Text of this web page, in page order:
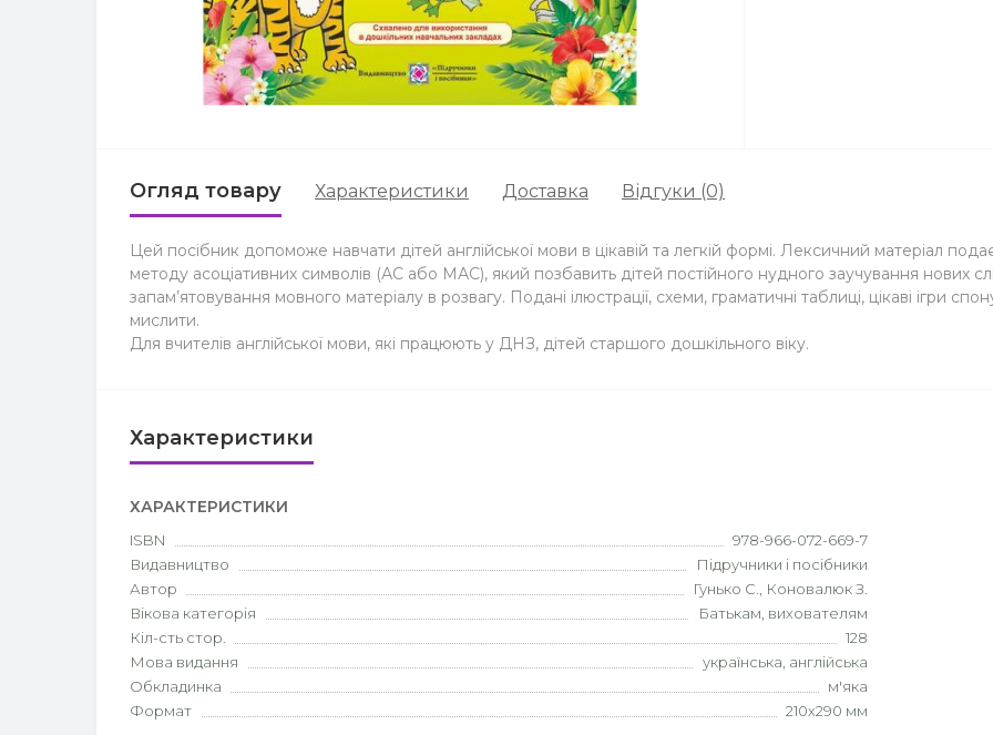
Огляд товару Характеристики Доставка Відгуки (0)
Цей посібник допоможе навчати дітей англійської мови в цікавій та легкій формі. Лексичний матеріал
методу асоціативних символів (АС або МАС), який позбавить дітей постійного нудного заучування нових
запам’ятовування мовного матеріалу в розвагу. Подані ілюстрації, схеми, граматичні таблиці, цікаві ігри
мислити.
Для вчителів англійської мови, які працюють у ДНЗ, дітей старшого дошкільного віку.
Характеристики
ХАРАКТЕРИСТИКИ
ISBN
978-966-072-669-7
Видавництво
Підручники і посібники
Автор
Гунько С., Коновалюк З.
Вікова категорія
Батькам, вихователям
Кіл-сть стор.
128
Мова видання
українська, англійська
Обкладинка
м'яка
Формат
210х290 мм